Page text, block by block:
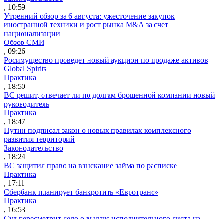
, 10:59
Утренний обзор за 6 августа: ужесточение закупок
иностранной техники и рост рынка M&A за счет
национализации
Обзор СМИ
, 09:26
Росимущество проведет новый аукцион по продаже активов
Global Spirits
Практика
, 18:50
ВС решит, отвечает ли по долгам брошенной компании новый
руководитель
Практика
, 18:47
Путин подписал закон о новых правилах комплексного
развития территорий
Законодательство
, 18:24
ВС защитил право на взыскание займа по расписке
Практика
, 17:11
Сбербанк планирует банкротить «Евротранс»
Практика
, 16:53